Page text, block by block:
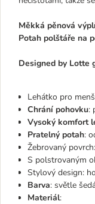
Měkká pěnová
Potah polštáře na
Designed by Lotte
Lehátko pro
Chrání pohovku:
Vysoký komfort
Pratelný potah:
Žebrovaný
S polstrovaným
Stylový design:
Barva: světle
Materiál: